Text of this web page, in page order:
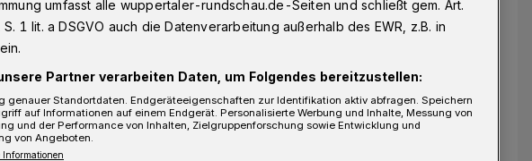
(2. Juni 2015) bei einem
verletzt worden.
umfasst alle wuppertaler-rundschau.de-Seiten und schließt gem. Art.
1 lit. a DSGVO auch die Datenverarbeitung außerhalb des EWR, z.B. in
Partner verarbeiten Daten, um Folgendes bereitzustellen:
genauer Standortdaten. Endgeräteeigenschaften zur Identifikation aktiv abfragen. Speichern
auf Informationen auf einem Endgerät. Personalisierte Werbung und Inhalte, Messung von
und der Performance von Inhalten, Zielgruppenforschung sowie Entwicklung und
von Angeboten.